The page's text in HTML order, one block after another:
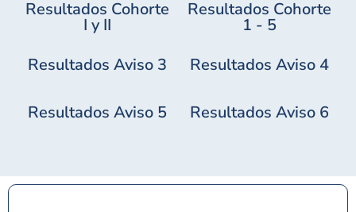
Resultados Cohorte
I y II
Resultados Cohorte
1 - 5
Resultados Aviso 3
Resultados Aviso 4
Resultados Aviso 5 Resultados Aviso 6